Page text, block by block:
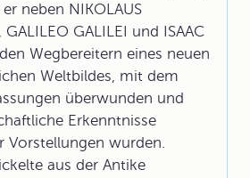
neben NIKOLAUS
GALILEO GALILEI und ISAAC
Wegbereitern eines neuen
Weltbildes, mit dem
überwunden und
Erkenntnisse
Vorstellungen wurden.
aus der Antike